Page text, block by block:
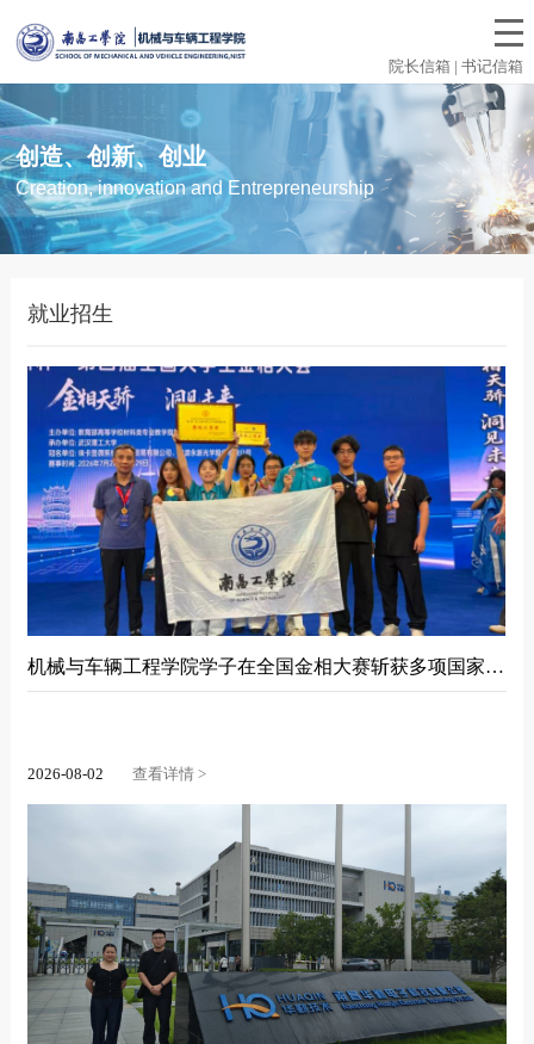
院长信箱 | 书记信箱
创造、创新、创业
Creation, innovation and Entrepreneurship
就业招生
机械与车辆工程学院学子在全国金相大赛斩获多项国家级荣誉
2026-08-02 查看详情 >